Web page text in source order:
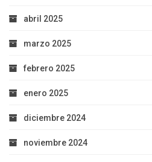
abril 2025
marzo 2025
febrero 2025
enero 2025
diciembre 2024
noviembre 2024